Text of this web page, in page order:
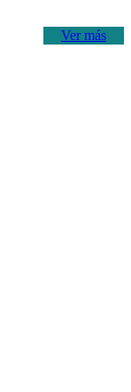
Ver más